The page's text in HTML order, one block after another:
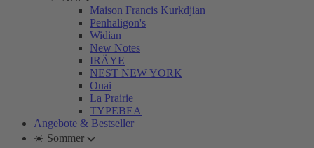
Maison Francis Kurkdjian
Penhaligon's
Widian
New Notes
IRÄYE
NEST NEW YORK
Ouai
La Prairie
TYPEBEA
Angebote & Bestseller
☀️ Sommer